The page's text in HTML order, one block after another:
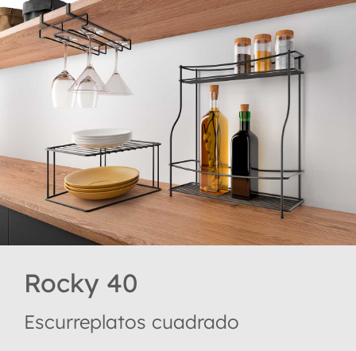
Rocky 40
Escurreplatos cuadrado